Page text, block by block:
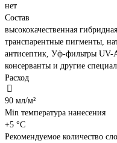
нет
Состав
высококачественная
транспарентные пигменты,
антисептик, Уф-фильтры UV-
консерванты и другие
Расход
90 мл/м²
Min температура нанесения
+5 °С
Рекомендуемое количество